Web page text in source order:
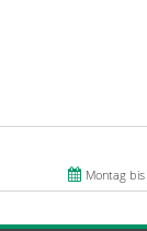
Montag